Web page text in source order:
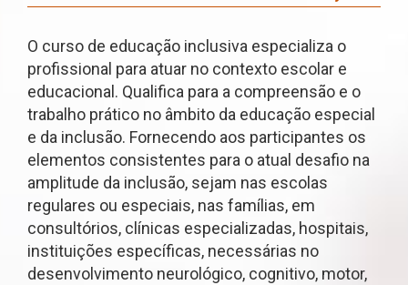
O curso de educação inclusiva especializa o
profissional para atuar no contexto escolar e
educacional. Qualifica para a compreensão e o
trabalho prático no âmbito da educação especial
e da inclusão. Fornecendo aos participantes os
elementos consistentes para o atual desafio na
amplitude da inclusão, sejam nas escolas
regulares ou especiais, nas famílias, em
consultórios, clínicas especializadas, hospitais,
instituições específicas, necessárias no
desenvolvimento neurológico, cognitivo, motor,